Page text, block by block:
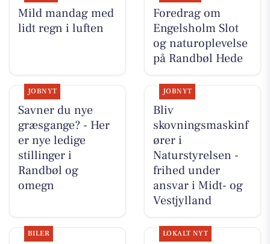
Mild mandag med
lidt regn i luften
Foredrag om
Engelsholm Slot
og naturoplevelse
på Randbøl Hede
JOBNYT
Savner du nye
græsgange? - Her
er nye ledige
stillinger i
Randbøl og
omegn
JOBNYT
Bliv
skovningsmaskinf
ører i
Naturstyrelsen -
frihed under
ansvar i Midt- og
Vestjylland
BILER LOKALT NYT